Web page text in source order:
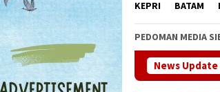
KEPRI BATAM
PEDOMAN MEDIA
News Update